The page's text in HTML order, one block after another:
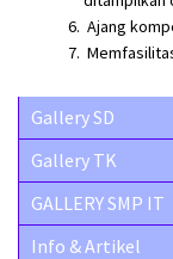
Ajang
Gallery SD
Gallery TK
GALLERY SMP IT
Info & Artikel